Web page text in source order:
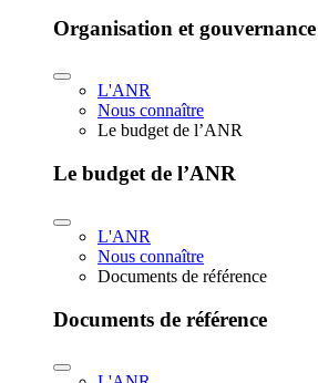
Organisation et gouvernance
L'ANR
Nous connaître
Le budget de l’ANR
Le budget de l’ANR
L'ANR
Nous connaître
Documents de référence
Documents de référence